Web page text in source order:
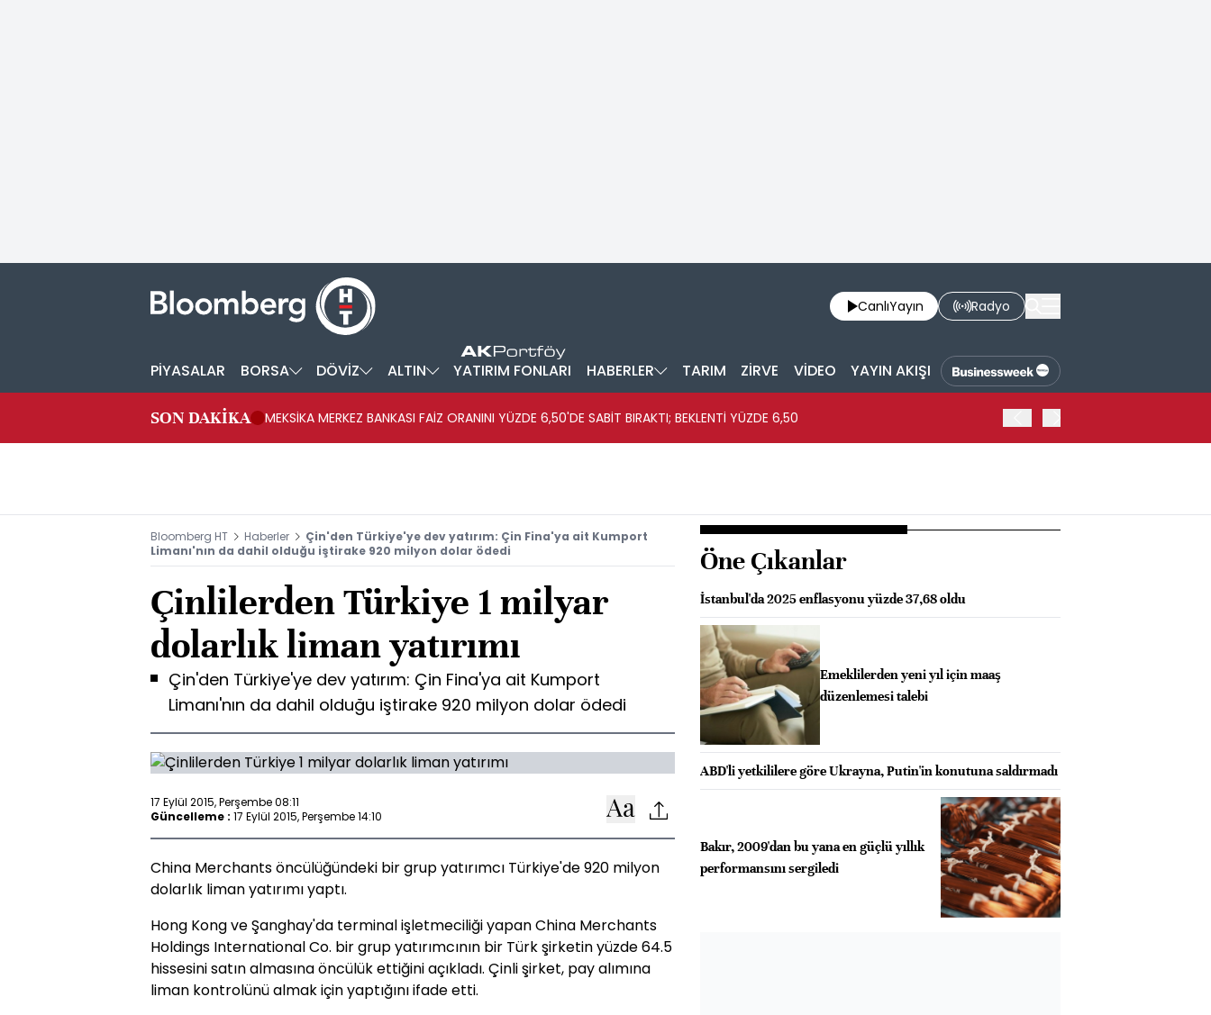
CanlıYayın Radyo
PİYASALAR BORSA DÖVİZ ALTIN YATIRIM FONLARI HABERLER TARIM ZİRVE VİDEO YAYIN AKIŞI
SON DAKİKA MEKSİKA MERKEZ BANKASI FAİZ ORANINI YÜZDE 6,50'DE SABİT BIRAKTI; BEKLENTİ YÜZDE 6,50
Bloomberg HT Haberler
Çin'den Türkiye'ye dev yatırım: Çin Fina'ya ait Kumport
Limanı'nın da dahil olduğu iştirake 920 milyon dolar ödedi
Çinlilerden Türkiye 1 milyar
dolarlık liman yatırımı
Çin'den Türkiye'ye dev yatırım: Çin Fina'ya ait Kumport
Limanı'nın da dahil olduğu iştirake 920 milyon dolar ödedi
17 Eylül 2015, Perşembe 08:11
Güncelleme : 17 Eylül 2015, Perşembe 14:10
China Merchants öncülüğündeki bir grup yatırımcı Türkiye'de 920 milyon
dolarlık liman yatırımı yaptı.
Hong Kong ve Şanghay'da terminal işletmeciliği yapan China Merchants
Holdings International Co. bir grup yatırımcının bir Türk şirketin yüzde 64.5
hissesini satın almasına öncülük ettiğini açıkladı. Çinli şirket, pay alımına
liman kontrolünü almak için yaptığını ifade etti.
Öne Çıkanlar
İstanbul'da 2025 enflasyonu yüzde 37,68 oldu
Emeklilerden yeni yıl için maaş
düzenlemesi talebi
ABD'li yetkililere göre Ukrayna, Putin'in konutuna saldırmadı
Bakır, 2009'dan bu yana en güçlü yıllık
performansını sergiledi